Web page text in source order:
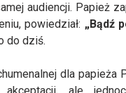
audiencji. Papież
powiedział: „Bądź
do dziś.
dla papieża